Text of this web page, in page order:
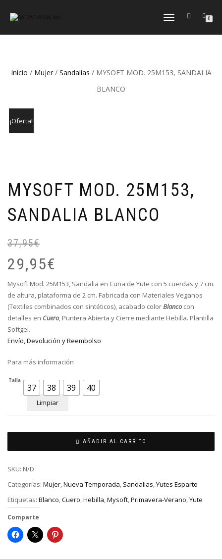
CAMBIAR
0
Inicio / Mujer/ Sandalias / MYSOFT MOD. 25M153, SANDALIA
BLANCO
¡Oferta!
MYSOFT MOD. 25M153,
SANDALIA BLANCO
37,95€
29,95€
Mysoft Mod. 25M153, Sandalia en Cuña de Yute con 5 cuerdas y 7 cm.
de altura, plataforma de 2 cm. Fabricada con Materiales Veganos
(Textiles combinados con sintéticos), acabado colorBlancocon
detalles en Cuero, Puntera Abierta y Cierre mediante Hebilla. Plantilla
Softgel.
Envío, Devolución y Reembolso
Para más información
Talla
37 38 39 40
Limpiar
AÑADIR AL CARRITO
SKU: N/D
Categorías: Mujer,Nueva Temporada, Sandalias,Yutes Esparto
Etiquetas: Blanco,Cuero,Hebilla,Mysoft,Primavera-Verano,Yute
Comparte